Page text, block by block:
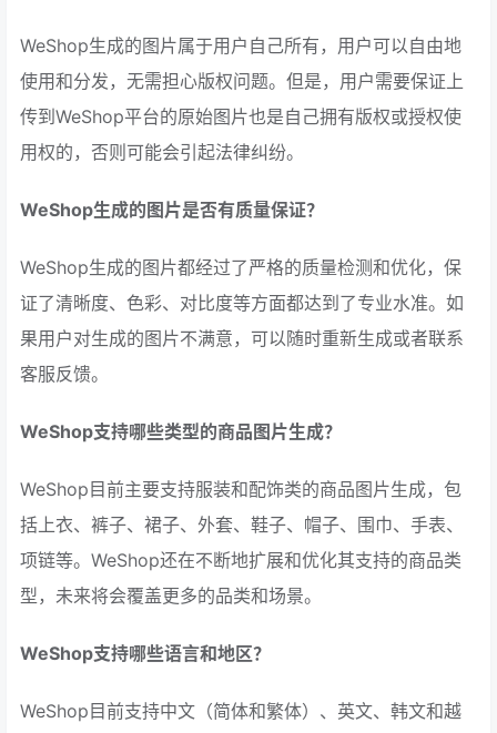
WeShop生成的图片属于用户自己所有，用户可以自由地
使用和分发，无需担心版权问题。但是，用户需要保证上
传到WeShop平台的原始图片也是自己拥有版权或授权使
用权的，否则可能会引起法律纠纷。
WeShop生成的图片是否有质量保证？
WeShop生成的图片都经过了严格的质量检测和优化，保
证了清晰度、色彩、对比度等方面都达到了专业水准。如
果用户对生成的图片不满意，可以随时重新生成或者联系
客服反馈。
WeShop支持哪些类型的商品图片生成？
WeShop目前主要支持服装和配饰类的商品图片生成，包
括上衣、裤子、裙子、外套、鞋子、帽子、围巾、手表、
项链等。WeShop还在不断地扩展和优化其支持的商品类
型，未来将会覆盖更多的品类和场景。
WeShop支持哪些语言和地区？
WeShop目前支持中文（简体和繁体）、英文、韩文和越